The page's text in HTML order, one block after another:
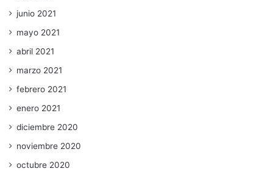
junio 2021
mayo 2021
abril 2021
marzo 2021
febrero 2021
enero 2021
diciembre 2020
noviembre 2020
octubre 2020